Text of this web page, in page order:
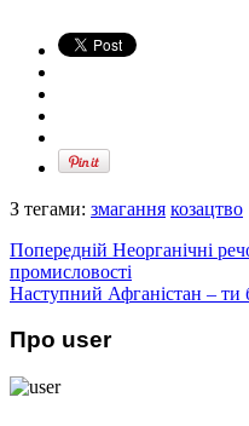
З тегами: змагання козацтво
Попередній Неорганічні
промисловості
Наступний Афганістан – ти
Про user